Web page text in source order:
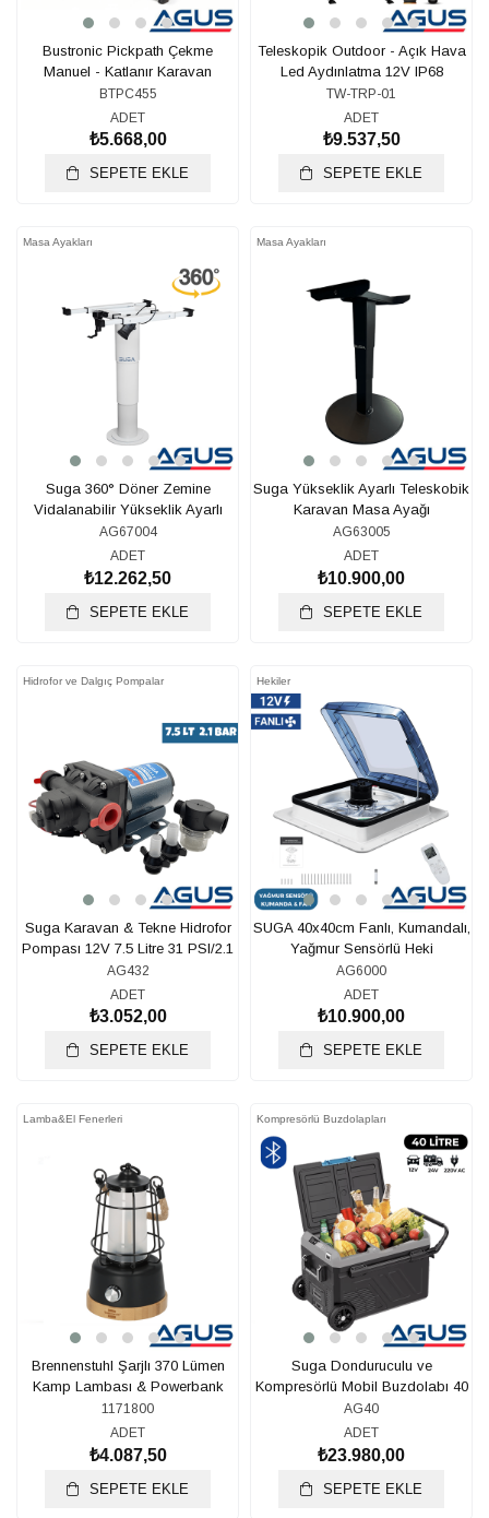
Bustronic Pickpath Çekme
Manuel - Katlanır Karavan
Basamağı 455mm
BTPC455
ADET
₺5.668,00
SEPETE EKLE
Teleskopik Outdoor - Açık Hava
Led Aydınlatma 12V IP68
TW-TRP-01
ADET
₺9.537,50
SEPETE EKLE
Masa Ayakları
Suga 360° Döner Zemine
Vidalanabilir Yükseklik Ayarlı
Teleskobik Masa Ayağı
AG67004
ADET
₺12.262,50
SEPETE EKLE
Masa Ayakları
Suga Yükseklik Ayarlı Teleskobik
Karavan Masa Ayağı
AG63005
ADET
₺10.900,00
SEPETE EKLE
Hidrofor ve Dalgıç Pompalar
Suga Karavan & Tekne Hidrofor
Pompası 12V 7.5 Litre 31 PSI/2.1
Bar
AG432
ADET
₺3.052,00
SEPETE EKLE
Hekiler
SUGA 40x40cm Fanlı, Kumandalı,
Yağmur Sensörlü Heki
AG6000
ADET
₺10.900,00
SEPETE EKLE
Lamba&El Fenerleri
Brennenstuhl Şarjlı 370 Lümen
Kamp Lambası & Powerbank
1171800
ADET
₺4.087,50
SEPETE EKLE
Kompresörlü Buzdolapları
Suga Donduruculu ve
Kompresörlü Mobil Buzdolabı 40
LT
AG40
ADET
₺23.980,00
SEPETE EKLE